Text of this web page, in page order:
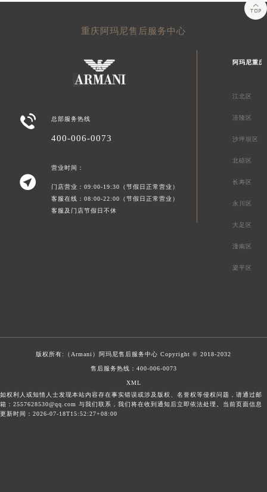
重庆阿玛尼售后服务中心
 总部服务热线
400-006-0073

营业时间：
门店营业：09:00-19:30（节假日正常营业）
客服在线：08:00-22:00（节假日正常营业）
客服及门店节假日不休
阿玛尼重
江北区
涪陵区
沙坪坝区
北碚区
长寿区
永川区
大足区
潼南区
梁平区
版权所有:（Armani） 阿玛尼售后服务中心 Copyright © 2018-2032
售后服务热线： 400-006-0073
XML
如权利人或知情人士发现本站内容存在事实错误或涉及版权、名誉权等侵权问题，请通过邮
箱：2557628530@qq.com 与我们联系，我们将在收到通知后立即依法处理。当前页面信息
更新时间：2026-07-18T15:52:27+08:00
